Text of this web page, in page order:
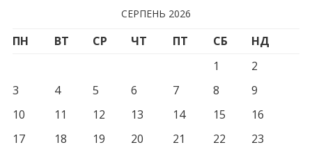
СЕРПЕНЬ 2026
ПН ВТ СР ЧТ ПТ СБ
НД
1
2
3
4 5 6 7 8
9
10
11 12 13 14 15
16
17
18 19 20 21 22
23